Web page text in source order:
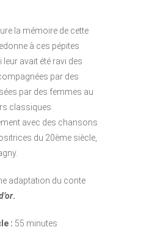
la mémoire de cette
à ces pépites
leur avait été ravi des
par des
par des femmes au
classiques
avec des chansons
du 20ème siècle,
adaptation du conte
.
: 55 minutes